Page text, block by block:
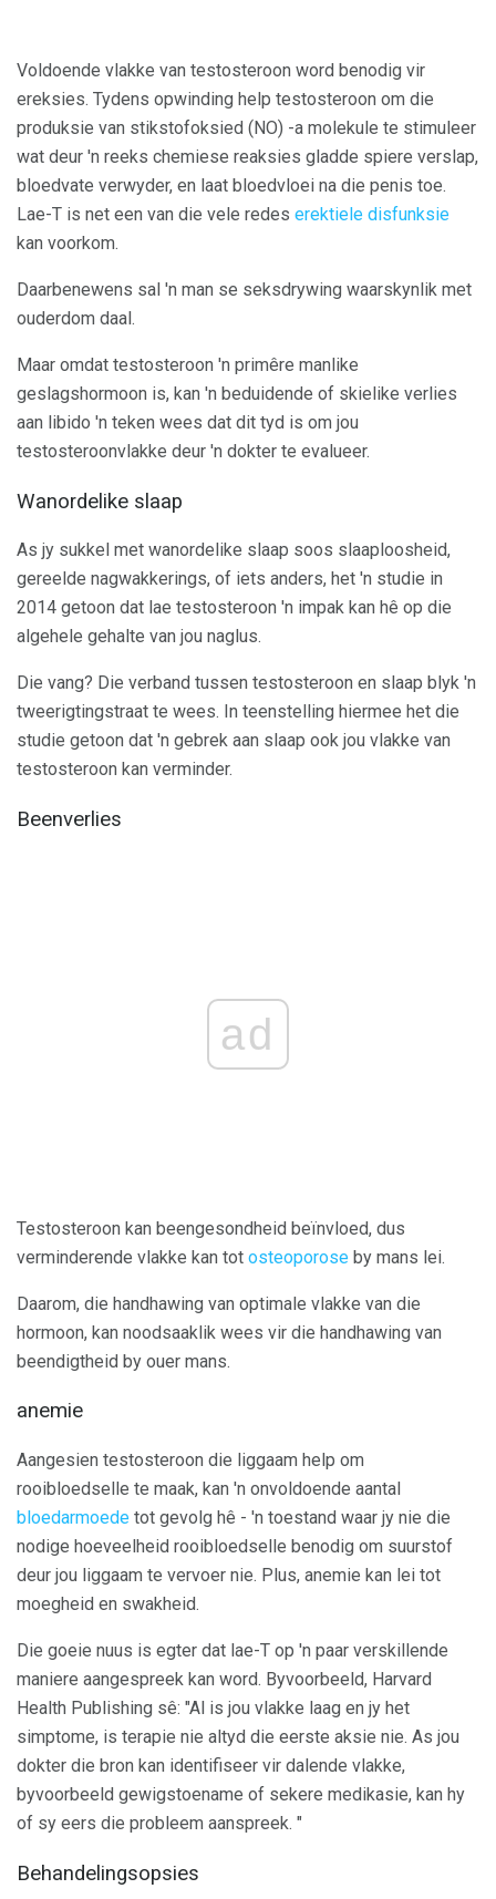
Voldoende vlakke van testosteroon word benodig vir
ereksies. Tydens opwinding help testosteroon om die
produksie van stikstofoksied (NO) -a molekule te stimuleer
wat deur 'n reeks chemiese reaksies gladde spiere verslap,
bloedvate verwyder, en laat bloedvloei na die penis toe.
Lae-T is net een van die vele redes erektiele disfunksie
kan voorkom.
Daarbenewens sal 'n man se seksdrywing waarskynlik met
ouderdom daal.
Maar omdat testosteroon 'n primêre manlike
geslagshormoon is, kan 'n beduidende of skielike verlies
aan libido 'n teken wees dat dit tyd is om jou
testosteroonvlakke deur 'n dokter te evalueer.
Wanordelike slaap
As jy sukkel met wanordelike slaap soos slaaploosheid,
gereelde nagwakkerings, of iets anders, het 'n studie in
2014 getoon dat lae testosteroon 'n impak kan hê op die
algehele gehalte van jou naglus.
Die vang? Die verband tussen testosteroon en slaap blyk 'n
tweerigtingstraat te wees. In teenstelling hiermee het die
studie getoon dat 'n gebrek aan slaap ook jou vlakke van
testosteroon kan verminder.
Beenverlies
ad
Testosteroon kan beengesondheid beïnvloed, dus
verminderende vlakke kan tot osteoporose by mans lei.
Daarom, die handhawing van optimale vlakke van die
hormoon, kan noodsaaklik wees vir die handhawing van
beendigtheid by ouer mans.
anemie
Aangesien testosteroon die liggaam help om
rooibloedselle te maak, kan 'n onvoldoende aantal
bloedarmoede tot gevolg hê - 'n toestand waar jy nie die
nodige hoeveelheid rooibloedselle benodig om suurstof
deur jou liggaam te vervoer nie. Plus, anemie kan lei tot
moegheid en swakheid.
Die goeie nuus is egter dat lae-T op 'n paar verskillende
maniere aangespreek kan word. Byvoorbeeld, Harvard
Health Publishing sê: "Al is jou vlakke laag en jy het
simptome, is terapie nie altyd die eerste aksie nie. As jou
dokter die bron kan identifiseer vir dalende vlakke,
byvoorbeeld gewigstoename of sekere medikasie, kan hy
of sy eers die probleem aanspreek. "
Behandelingsopsies